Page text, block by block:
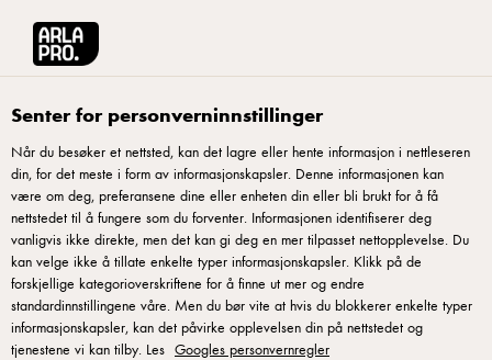
Inspirasjon
Senter for personverninnstillinger
Når du besøker et nettsted, kan det lagre eller hente informasjon i nettleseren
din, for det meste i form av informasjonskapsler. Denne informasjonen kan
være om deg, preferansene dine eller enheten din eller bli brukt for å få
nettstedet til å fungere som du forventer. Informasjonen identifiserer deg
vanligvis ikke direkte, men det kan gi deg en mer tilpasset nettopplevelse. Du
kan velge ikke å tillate enkelte typer informasjonskapsler. Klikk på de
forskjellige kategorioverskriftene for å finne ut mer og endre
standardinnstillingene våre. Men du bør vite at hvis du blokkerer enkelte typer
informasjonskapsler, kan det påvirke opplevelsen din på nettstedet og
tjenestene vi kan tilby. Les Googles personvernregler